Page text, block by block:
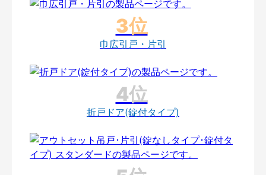
巾広引戸・片引
折戸ドア(錠付タイプ)